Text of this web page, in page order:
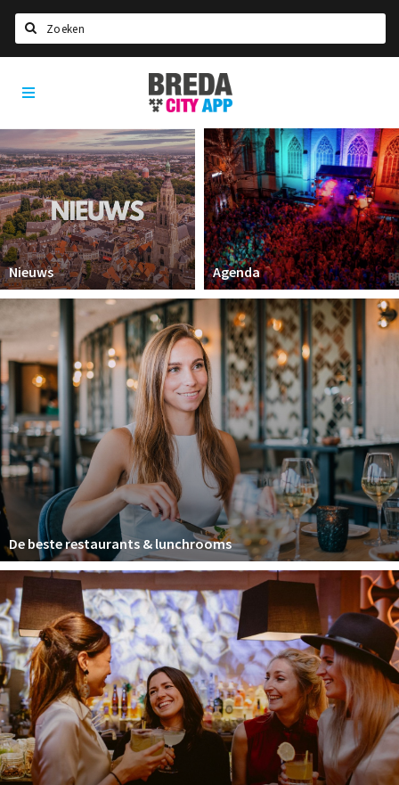
Home
Agenda
Deals
Party pics
Nieuws, interviews & blogs
Eten
Drinken
Slapen
Recreatief
Winkels
Winkelgebieden
Parkeren
Bezienswaardigheden
Musea, theaters & podia
Uitjes & activiteiten
Toeristische routes
Natuurgebieden
Baroniepoorten
Sport
Privacy
Inloggen
Breda
City
App
Nieuws Agenda
De beste restaurants & lunchrooms